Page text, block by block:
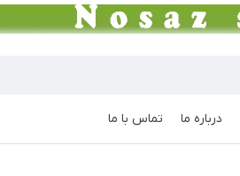
درباره ما تماس با ما